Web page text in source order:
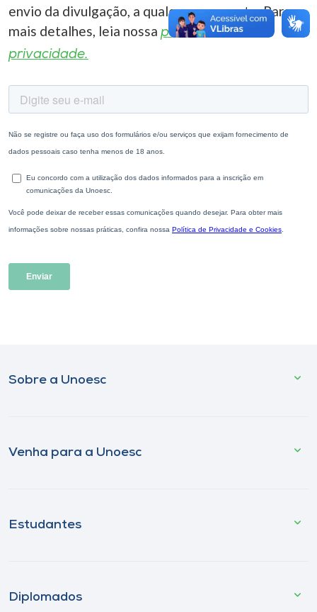
envio da divulgação, a qualquer momento. Para
mais detalhes, leia nossa política de
privacidade.
Sobre a Unoesc
Venha para a Unoesc
Estudantes
Diplomados